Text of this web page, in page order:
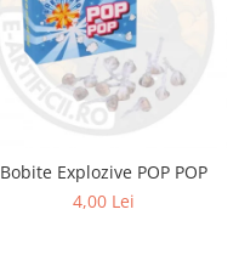
Bobite Explozive POP POP
4,00 Lei